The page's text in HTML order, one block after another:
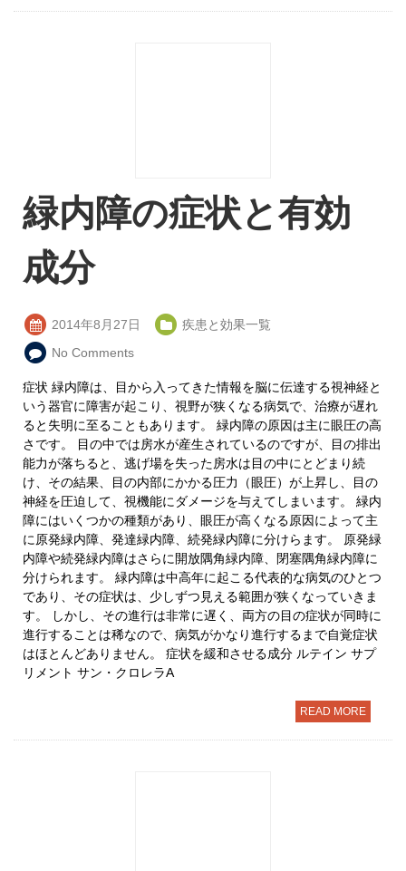
緑内障の症状と有効
成分
2014年8月27日
疾患と効果一覧
No Comments
症状 緑内障は、目から入ってきた情報を脳に伝達する視神経と
いう器官に障害が起こり、視野が狭くなる病気で、治療が遅れ
ると失明に至ることもあります。 緑内障の原因は主に眼圧の高
さです。 目の中では房水が産生されているのですが、目の排出
能力が落ちると、逃げ場を失った房水は目の中にとどまり続
け、その結果、目の内部にかかる圧力（眼圧）が上昇し、目の
神経を圧迫して、視機能にダメージを与えてしまいます。 緑内
障にはいくつかの種類があり、眼圧が高くなる原因によって主
に原発緑内障、発達緑内障、続発緑内障に分けらます。 原発緑
内障や続発緑内障はさらに開放隅角緑内障、閉塞隅角緑内障に
分けられます。 緑内障は中高年に起こる代表的な病気のひとつ
であり、その症状は、少しずつ見える範囲が狭くなっていきま
す。 しかし、その進行は非常に遅く、両方の目の症状が同時に
進行することは稀なので、病気がかなり進行するまで自覚症状
はほとんどありません。 症状を緩和させる成分 ルテイン サプ
リメント サン・クロレラA
READ MORE